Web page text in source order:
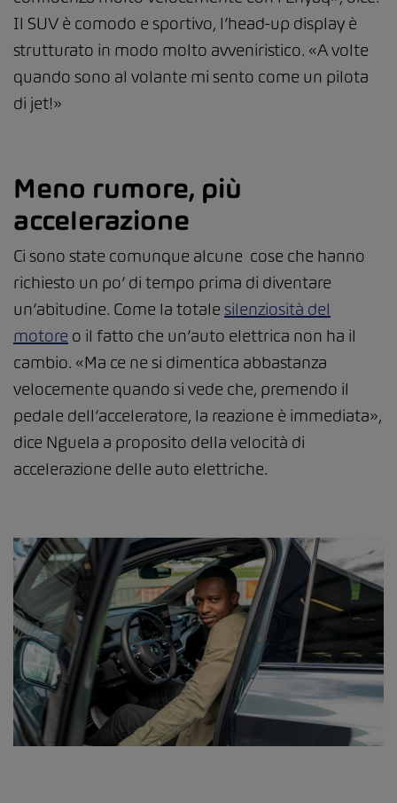
Il SUV è comodo e sportivo, l’head-up display è
strutturato in modo molto avveniristico. «A volte
quando sono al volante mi sento come un pilota
di jet!»
Meno rumore, più
accelerazione
Ci sono state comunque alcune cose che hanno
richiesto un po’ di tempo prima di diventare
un’abitudine. Come la totale silenziosità del
motore o il fatto che un’auto elettrica non ha il
cambio. «Ma ce ne si dimentica abbastanza
velocemente quando si vede che, premendo il
pedale dell’acceleratore, la reazione è immediata»,
dice Nguela a proposito della velocità di
accelerazione delle auto elettriche.